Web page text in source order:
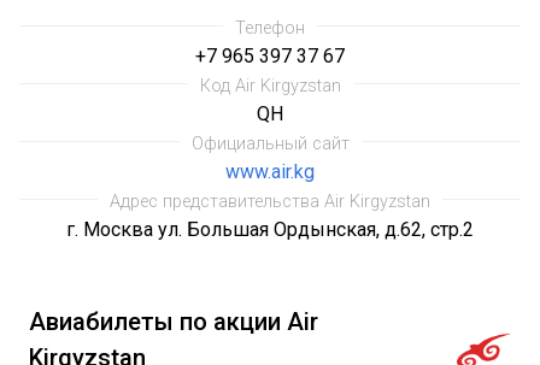
Телефон
+7 965 397 37 67
Код Air Kirgyzstan
QH
Официальный сайт
www.air.kg
Адрес представительства Air Kirgyzstan
г. Москва ул. Большая Ордынская, д.62, стр.2
Авиабилеты по акции Air
Kirgyzstan